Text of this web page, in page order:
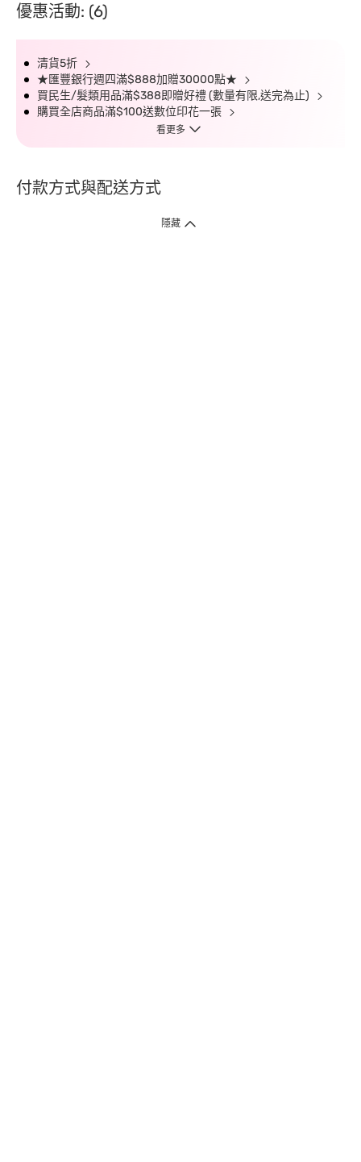
優惠活動: (6)
清貨5折
★匯豐銀行週四滿$888加贈30000點★
買民生/髮類用品滿$388即贈好禮 (數量有限,送完為止)
購買全店商品滿$100送數位印花一張
看更多
付款方式與配送方式
隱藏